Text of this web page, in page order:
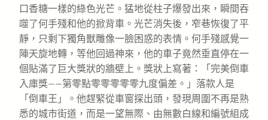
口香糖一樣的綠色光芒。猛地從柱子爆發出來，瞬間吞
噬了何手殘和他的掀背車。光芒消失後，窄巷恢復了平
靜，只剩下獨角獸雕像一臉困惑的表情。何手殘感覺一
陣天旋地轉，等他回過神來，他的車子竟然垂直停在一
個貼滿了巨大獎狀的牆壁上。獎狀上寫著：「完美倒車
入庫獎——第零點零零零零零九度偏差。」落款人是
「倒車王」。他趕緊從車窗探出頭，發現周圍不再是熟
悉的城市街道，而是一望無際、由無數白線和編號組成